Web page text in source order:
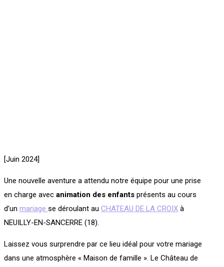
[Juin 2024]
Une nouvelle aventure a attendu notre équipe pour une prise
en charge avec animation des enfants présents au cours
d’un mariage se déroulant au CHATEAU DE LA CROIX à
NEUILLY-EN-SANCERRE (18).
Laissez vous surprendre par ce lieu idéal pour votre mariage
dans une atmosphère « Maison de famille ». Le Château de